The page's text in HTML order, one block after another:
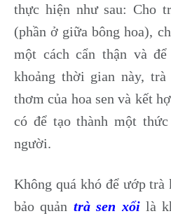
thực hiện như sau: Cho
(phần ở giữa bông hoa),
một cách cẩn thận và
khoảng thời gian này,
thơm của hoa sen và kết
có để tạo thành một
người.
Không quá khó để ướp trà
bảo quản trà sen xổilà